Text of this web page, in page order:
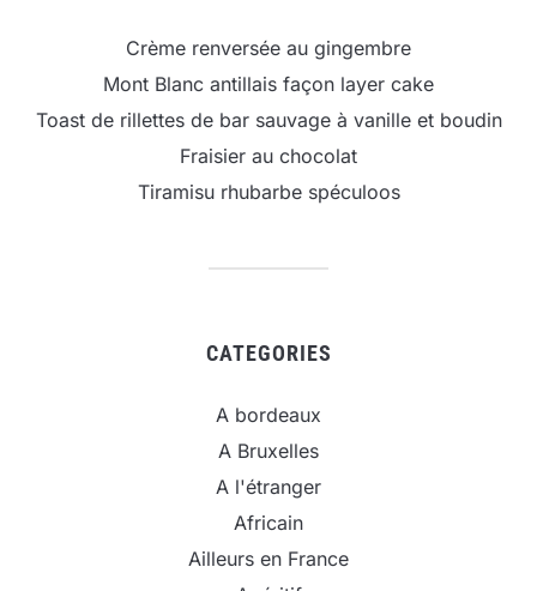
Crème renversée au gingembre
Mont Blanc antillais façon layer cake
Toast de rillettes de bar sauvage à vanille et boudin
Fraisier au chocolat
Tiramisu rhubarbe spéculoos
CATEGORIES
A bordeaux
A Bruxelles
A l'étranger
Africain
Ailleurs en France